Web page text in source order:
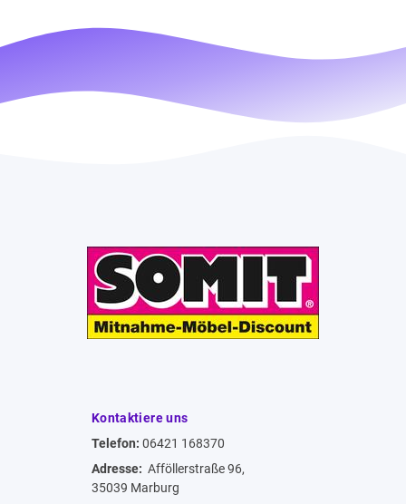
Kontaktiere uns
Telefon: 06421 168370
Adresse: Afföllerstraße 96,
35039 Marburg